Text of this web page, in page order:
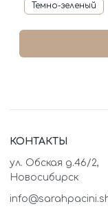
Темно-зеленый
КОНТАКТЫ
ул. Обская д.46/2,
Новосибирск